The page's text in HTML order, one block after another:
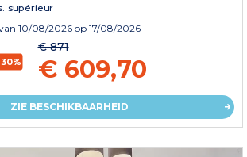
supérieur
10/08/2026 op 17/08/2026
€ 871
€ 609,70
ZIE BESCHIKBAARHEID